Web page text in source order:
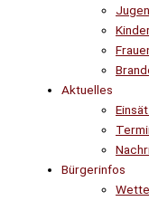
Aktuelles
Bürgerinfos